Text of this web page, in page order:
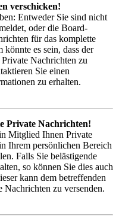
verschicken!
Entweder Sie sind nicht
oder die Board-
für das komplette
könnte es sein, dass der
Nachrichten zu
Sie einen
zu erhalten.
Private Nachrichten!
Mitglied Ihnen Private
Ihrem persönlichen Bereich
Falls Sie belästigende
so können Sie dies auch
kann dem betreffenden
zu versenden.